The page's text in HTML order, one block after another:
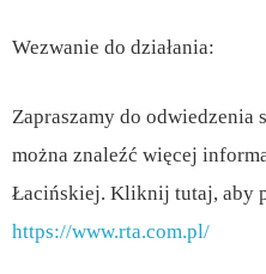
Wezwanie do działania:
Zapraszamy do odwiedzenia
można znaleźć więcej
Łacińskiej. Kliknij tutaj, aby
https://www.rta.com.pl/